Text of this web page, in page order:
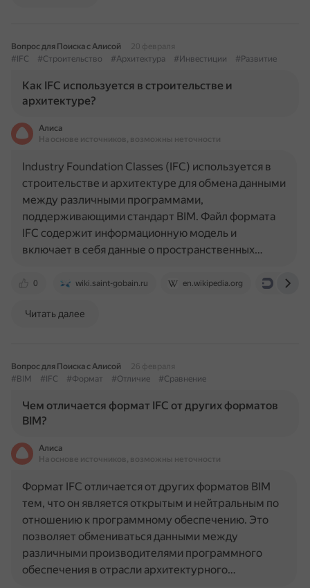
Вопрос для Поиска с Алисой
20 февраля
#IFC
#Строительство #Архитектура #Инвестиции #Развитие
Как IFC используется в строительстве и
архитектуре?
Алиса
На основе источников, возможны неточности
0 wiki.saint-gobain.ru en.wikipedia.org
Industry Foundation Classes (IFC) используется в
строительстве и архитектуре для обмена данными
между различными программами,
поддерживающими стандарт BIM. Файл формата
IFC содержит информационную модель и
включает в себя данные о пространственных…
Читать далее
Вопрос для Поиска с Алисой
26 февраля
#BIM
#IFC #Формат #Отличие #Сравнение
Чем отличается формат IFC от других форматов
BIM?
Алиса
На основе источников, возможны неточности
Формат IFC отличается от других форматов BIM
тем, что он является открытым и нейтральным по
отношению к программному обеспечению. Это
позволяет обмениваться данными между
различными производителями программного
обеспечения в отрасли архитектурного…